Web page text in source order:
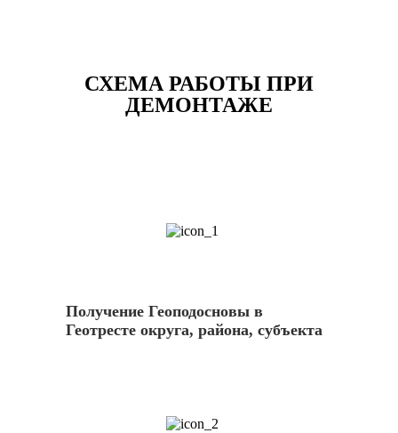
СХЕМА РАБОТЫ ПРИ
ДЕМОНТАЖЕ
Получение Геоподосновы в
Геотресте округа, района, субъекта